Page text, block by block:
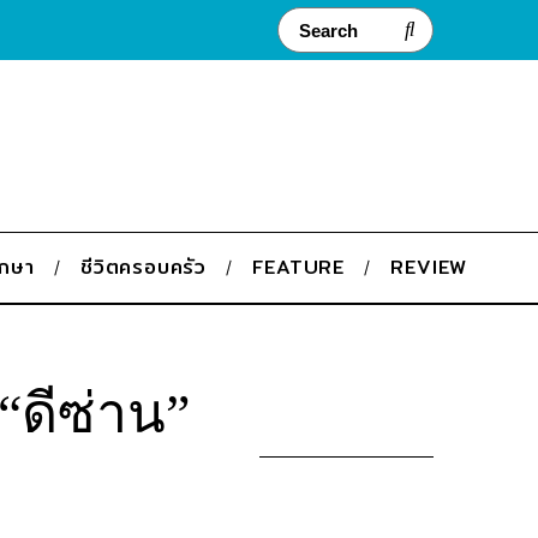
ษา ชีวิตครอบครัว FEATURE REVIEW
ดีซ่าน”